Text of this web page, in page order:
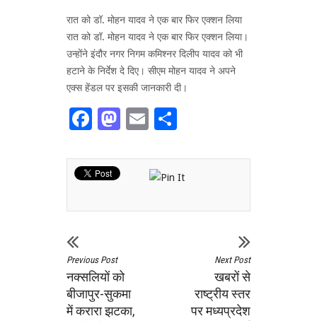
रात को डॉ. मोहन यादव ने एक बार फिर एक्शन लिया
रात को डॉ. मोहन यादव ने एक बार फिर एक्शन लिया।
उन्होंने इंदौर नगर निगम कमिश्नर दिलीप यादव को भी
हटाने के निर्देश ​दे दिए। सीएम मोहन यादव ने अपने
एक्स हेंडल पर इसकी जानकारी दी।
Facebook
Mastodon
Email
Previous Post
नक्सलियों को
बीजापुर-सुकमा
में करारा झटका,
Next Post
खबरों से
राष्ट्रीय स्तर
पर मध्यप्रदेश